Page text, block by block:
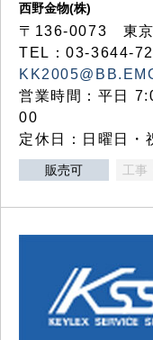
西野金物(株)
〒136-0073 東京
TEL：
営業時間：平日
00
定休日：日曜日・
販売可 工事